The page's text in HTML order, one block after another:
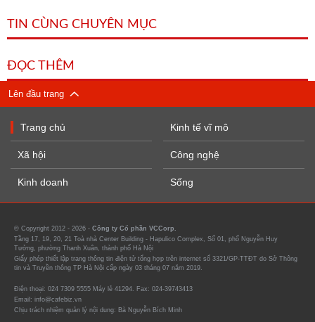
TIN CÙNG CHUYÊN MỤC
ĐỌC THÊM
Lên đầu trang
Trang chủ
Xã hội
Kinh doanh
Kinh tế vĩ mô
Công nghệ
Sống
© Copyright 2012 - 2026 - Công ty Cổ phần VCCorp.
Tầng 17, 19, 20, 21 Toà nhà Center Building - Hapulico Complex, Số 01, phố Nguyễn Huy
Tưởng, phường Thanh Xuân, thành phố Hà Nội
Giấy phép thiết lập trang thông tin điện tử tổng hợp trên internet số 3321/GP-TTĐT do Sở Thông
tin và Truyền thông TP Hà Nội cấp ngày 03 tháng 07 năm 2019.
Điện thoại: 024 7309 5555 Máy lẻ 41294. Fax: 024-39743413
Email: info@cafebiz.vn
Chịu trách nhiệm quản lý nội dung: Bà Nguyễn Bích Minh